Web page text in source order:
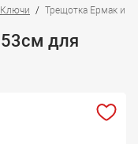
Ключи
Трещотка Ермак и
для